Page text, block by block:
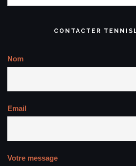
CONTACTER
Nom
Email
Votre message